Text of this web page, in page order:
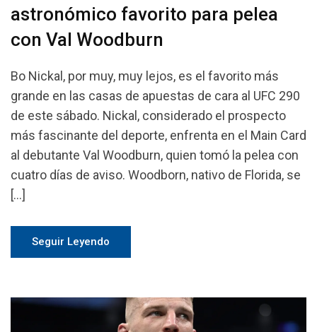
astronómico favorito para pelea
con Val Woodburn
Bo Nickal, por muy, muy lejos, es el favorito más
grande en las casas de apuestas de cara al UFC 290
de este sábado. Nickal, considerado el prospecto
más fascinante del deporte, enfrenta en el Main Card
al debutante Val Woodburn, quien tomó la pelea con
cuatro días de aviso. Woodborn, nativo de Florida, se
[…]
Seguir Leyendo